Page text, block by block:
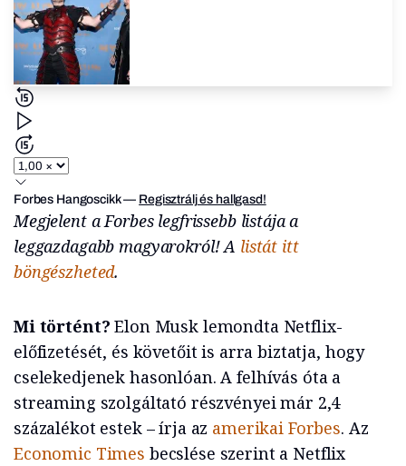
Forbes Hangoscikk— Regisztrálj és hallgasd!
Megjelent a Forbes legfrissebb listája a
leggazdagabb magyarokról! A listát itt
böngészheted.
Mi történt?Elon Musk lemondta Netflix-
előfizetését, és követőit is arra biztatja, hogy
cselekedjenek hasonlóan. A felhívás óta a
streaming szolgáltató részvényei már 2,4
százalékot estek – írja az amerikai Forbes. Az
Economic Times becslése szerint a Netflix